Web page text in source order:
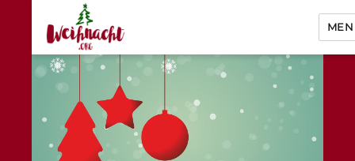
Weihnacht.org